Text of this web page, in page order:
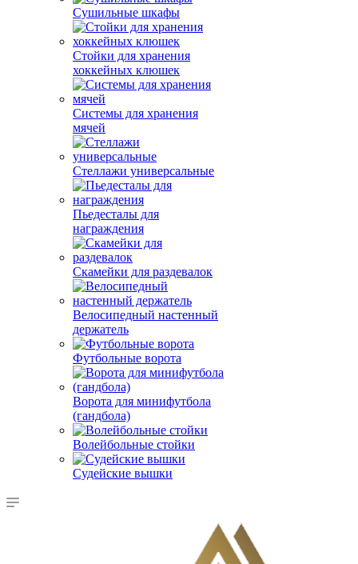
Сушильные шкафы
Стойки для хранения
хоккейных клюшек
Системы для хранения
мячей
Стеллажи универсальные
Пьедесталы для
награждения
Скамейки для раздевалок
Велосипедный настенный
держатель
Футбольные ворота
Ворота для минифутбола
(гандбола)
Волейбольные стойки
Судейские вышки